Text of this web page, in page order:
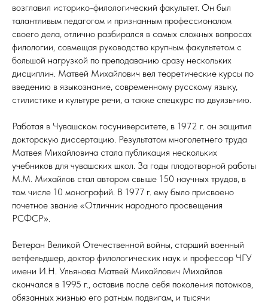
возглавил историко-филологический факультет. Он был
талантливым педагогом и признанным профессионалом
своего дела, отлично разбирался в самых сложных вопросах
филологии, совмещая руководство крупным факультетом с
большой нагрузкой по преподаванию сразу нескольких
дисциплин. Матвей Михайлович вел теоретические курсы по
введению в языкознание, современному русскому языку,
стилистике и культуре речи, а также спецкурс по двуязычию.
Работая в Чувашском госуниверситете, в 1972 г. он защитил
докторскую диссертацию. Результатом многолетнего труда
Матвея Михайловича стала публикация нескольких
учебников для чувашских школ. За годы плодотворной работы
М.М. Михайлов стал автором свыше 150 научных трудов, в
том числе 10 монографий. В 1977 г. ему было присвоено
почетное звание «Отличник народного просвещения
РСФСР».
Ветеран Великой Отечественной войны, старший военный
ветфельдшер, доктор филологических наук и профессор ЧГУ
имени И.Н. Ульянова Матвей Михайлович Михайлов
скончался в 1995 г., оставив после себя поколения потомков,
обязанных жизнью его ратным подвигам, и тысячи